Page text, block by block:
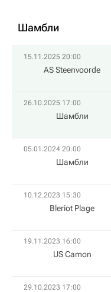
Шамбли
15.11.2025 20:00
AS Steenvoorde
26.10.2025 17:00
Шамбли
05.01.2024 20:00
Шамбли
10.12.2023 15:30
Bleriot Plage
19.11.2023 16:00
US Camon
29.10.2023 17:00